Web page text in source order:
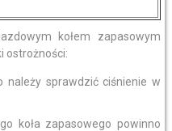
kołem zapasowym
ostrożności:
należy sprawdzić ciśnienie w
koła zapasowego powinno